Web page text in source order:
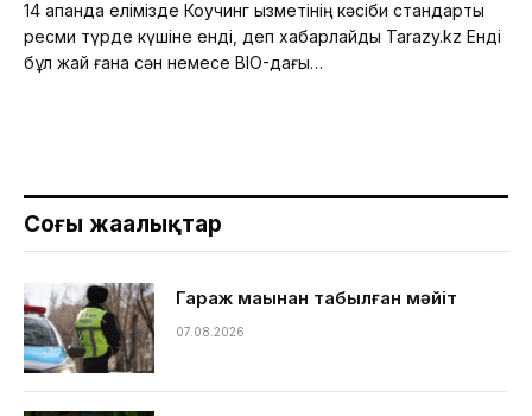
14 ақпанда елімізде Коучинг қызметінің кәсіби стандарты
ресми түрде күшіне енді, деп хабарлайды Tarazy.kz Енді
бұл жай ғана сән немесе BIO-дағы…
Соңғы жаңалықтар
Гараж маңынан табылған мәйіт
07.08.2026